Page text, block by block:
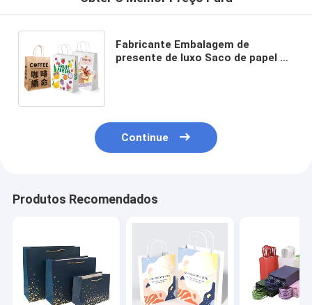
Fabricante Embalagem de
presente de luxo Saco de papel de
Continue
Produtos Recomendados